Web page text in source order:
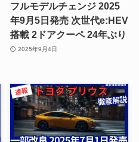
フルモデルチェンジ 2025
年9月5日発売 次世代e:HEV
搭載 2ドアクーペ 24年ぶり
2025年9月4日